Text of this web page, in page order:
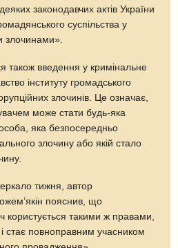
законодавчих актів України
суспільства у
злочинами».
також введення у кримінальне
інституту громадського
злочинів. Це означає,
може стати будь-яка
яка безпосередньо
злочину або якій стало
тижня, автор
пояснив, що
користується такими ж правами,
і стає повноправним учасником